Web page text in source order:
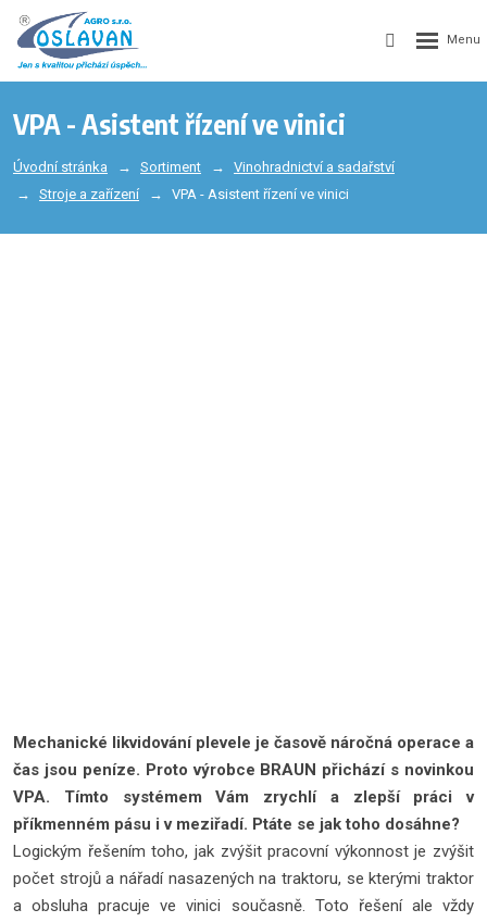
VPA - Asistent řízení ve vinici
Úvodní stránka Sortiment
Vinohradnictví a sadařství
Stroje a zařízení
VPA - Asistent řízení ve vinici
Mechanické likvidování plevele je časově náročná operace a
čas jsou peníze. Proto výrobce BRAUN přichází s novinkou
VPA. Tímto systémem Vám zrychlí a zlepší práci v
příkmenném pásu i v meziřadí. Ptáte se jak toho dosáhne?
Logickým řešením toho, jak zvýšit pracovní výkonnost je zvýšit
počet strojů a nářadí nasazených na traktoru, se kterými traktor
a obsluha pracuje ve vinici současně. Toto řešení ale vždy